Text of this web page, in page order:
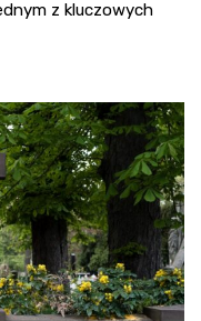
z kluczowych